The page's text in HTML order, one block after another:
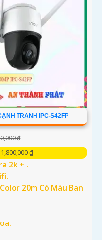
TRANH IPC-S42FP
₫
₫
2k + .
20m Có Màu Ban